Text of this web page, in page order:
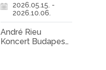
2026.05.15. -
2026.10.06.
André Rieu
Koncert Budapest